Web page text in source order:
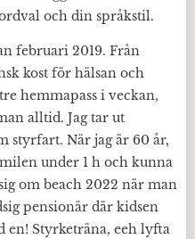
och din språkstil.
februari 2019. Från
kost för hälsan och
hemmapass i veckan,
alltid. Jag tar ut
styrfart. När jag är 60 år,
under 1 h och kunna
om beach 2022 när man
pensionär där kidsen
en! Styrketräna, eeh lyfta